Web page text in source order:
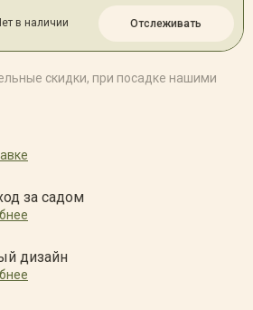
в наличии Отслеживать
скидки, при посадке нашими
за садом
дизайн